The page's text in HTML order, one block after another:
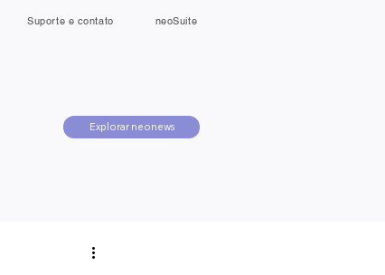
Explorar neonews
Suporte e contato neoSuite